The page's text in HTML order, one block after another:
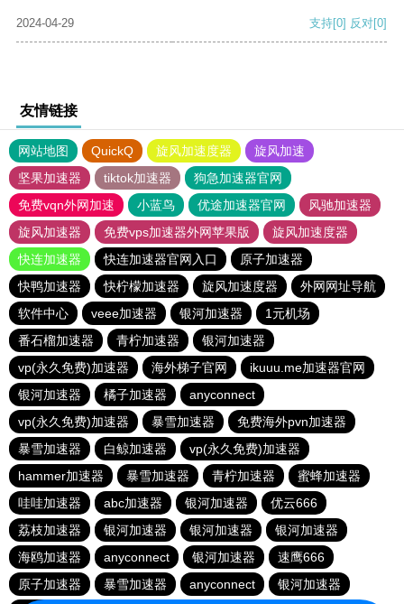
2024-04-29 支持[0] 反对[0]
友情链接
网站地图 QuickQ 旋风加速度器
旋风加速
坚果加速器
tiktok加速器
狗急加速器官网
免费vqn外网加速
小蓝鸟 优途加速器官网
风驰加速器
旋风加速器
免费vps加速器外网苹果版
旋风加速度器
快连加速器
快连加速器官网入口
原子加速器
快鸭加速器
快柠檬加速器 旋风加速度器
外网网址导航
软件中心
veee加速器 银河加速器
1元机场
番石榴加速器
青柠加速器
银河加速器
vp(永久免费)加速器
海外梯子官网
ikuuu.me加速器官网
银河加速器
橘子加速器
anyconnect
vp(永久免费)加速器
暴雪加速器
免费海外pvn加速器
暴雪加速器
白鲸加速器
vp(永久免费)加速器
hammer加速器
暴雪加速器 青柠加速器
蜜蜂加速器
哇哇加速器
abc加速器 银河加速器
优云666
荔枝加速器
银河加速器 银河加速器
银河加速器
海鸥加速器
anyconnect 银河加速器
速鹰666
原子加速器
暴雪加速器 anyconnect 银河加速器